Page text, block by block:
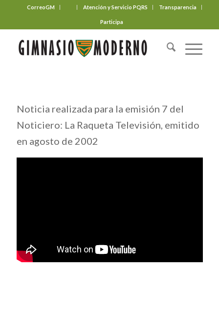
CorreoGM Atención y Servicio PQRS Transparencia
Participa
Noticia realizada para la emisión 7 del
Noticiero: La Raqueta Televisión, emitido
en agosto de 2002